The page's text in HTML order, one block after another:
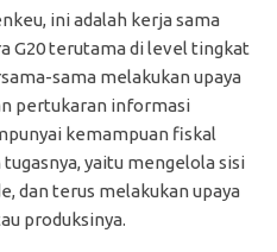
ini adalah kerja sama
G20 terutama di level tingkat
sama melakukan upaya
pertukaran informasi
kemampuan fiskal
yaitu mengelola sisi
dan terus melakukan upaya
produksinya.